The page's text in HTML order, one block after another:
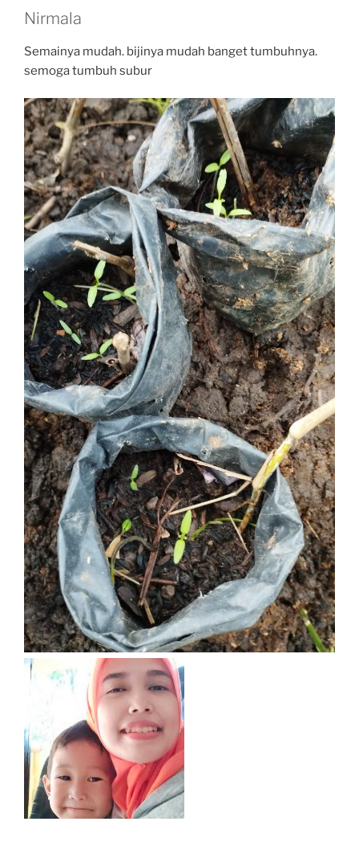
Nirmala
Semainya mudah. bijinya mudah banget tumbuhnya.
semoga tumbuh subur